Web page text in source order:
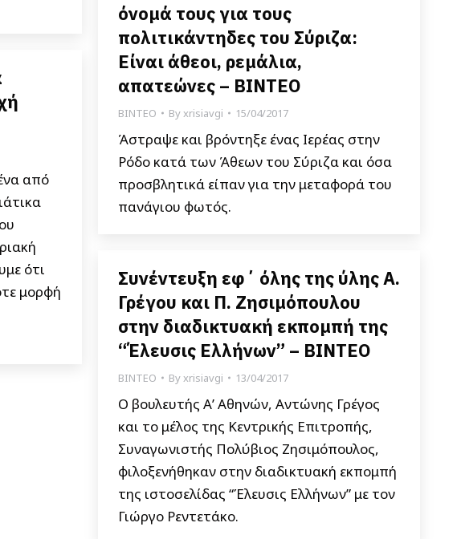
όνομά τους για τους
πολιτικάντηδες του Σύριζα:
Είναι άθεοι, ρεμάλια,
απατεώνες – ΒΙΝΤΕΟ
ΒΙΝΤΕΟ Byxrisiavgi 15/04/2017
Άστραψε και βρόντηξε ένας Ιερέας στην
Ρόδο κατά των Άθεων του Σύριζα και όσα
προσβλητικά είπαν για την μεταφορά του
πανάγιου φωτός.
από
ότι
μορφή
Συνέντευξη εφ΄ όλης της ύλης Α.
Γρέγου και Π. Ζησιμόπουλου
στην διαδικτυακή εκπομπή της
“Έλευσις Ελλήνων” – ΒΙΝΤΕΟ
ΒΙΝΤΕΟ Byxrisiavgi 13/04/2017
Ο βουλευτής Α’ Αθηνών, Αντώνης Γρέγος
και το μέλος της Κεντρικής Επιτροπής,
Συναγωνιστής Πολύβιος Ζησιμόπουλος,
φιλοξενήθηκαν στην διαδικτυακή εκπομπή
της ιστοσελίδας “Έλευσις Ελλήνων” με τον
Γιώργο Ρεντετάκο.